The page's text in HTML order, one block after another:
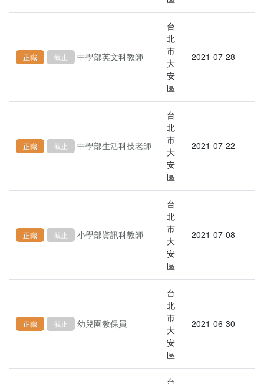
正職 截止 中學部英文科教師
台
北
市
大
安
區
2021-07-28
正職 截止 中學部生活科技老師
台
北
市
大
安
區
2021-07-22
正職 截止 小學部資訊科教師
台
北
市
大
安
區
2021-07-08
正職 截止 幼兒園教保員
台
北
市
大
安
區
2021-06-30
台